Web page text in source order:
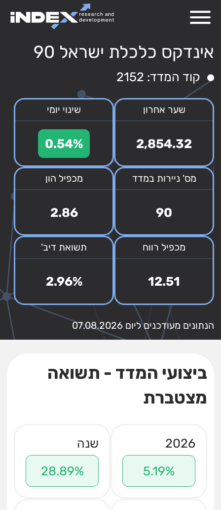
אינדקס כלכלת ישראל 90
קוד המדד: 2152
שער אחרון
2,854.32
שינוי יומי
0.54%
מס' ניירות במדד
90
מכפיל הון
2.86
מכפיל רווח
12.51
תשואת דיב'
2.96%
הנתונים מעודכנים ליום 07.08.2026
ביצועי המדד - תשואה
מצטברת
2026
5.19%
שנה
28.89%